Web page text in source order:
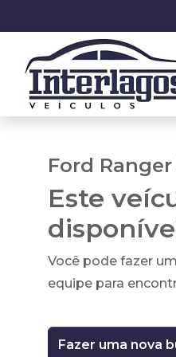
Ford
Este
Você pode fazer
equipe para
Fazer uma nova